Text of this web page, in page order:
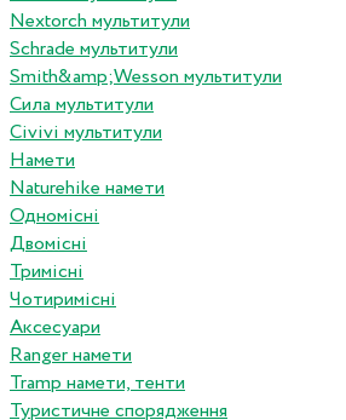
Nextorch мультитули
Schrade мультитули
Smith&amp;Wesson мультитули
Сила мультитули
Civivi мультитули
Намети
Naturehike намети
Одномісні
Двомісні
Тримісні
Чотиримісні
Аксесуари
Ranger намети
Tramp намети, тенти
Туристичне спорядження